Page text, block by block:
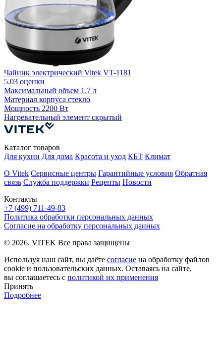
Чайник электрический Vitek VT-1181
5.03 оценки
Максимальный объем 1.7 л
Материал корпуса стекло
Мощность 2200 Вт
Нагревательный элемент скрытый
Контакты
+7 (499) 711-49-83
Каталог товаров
Для кухни Для дома Красота и уход КБТ Климат
О Vitek Сервисные центры Гарантийные условия Обратная
связь Служба поддержки Рецепты Новости
Политика обработки персональных данных
Согласие на обработку персональных данных
© 2026. VITEK Все права защищены
Используя наш сайт, вы даёте согласие на обработку файлов
cookie и пользовательских данных. Оставаясь на сайте,
вы соглашаетесь с политикой их применения
Принять
Подробнее